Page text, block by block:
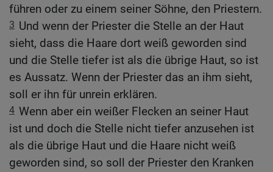
führen oder zu einem seiner Söhne, den Priestern.
3 Und wenn der Priester die Stelle an der Haut
sieht, dass die Haare dort weiß geworden sind
und die Stelle tiefer ist als die übrige Haut, so ist
es Aussatz. Wenn der Priester das an ihm sieht,
soll er ihn für unrein erklären.
4 Wenn aber ein weißer Flecken an seiner Haut
ist und doch die Stelle nicht tiefer anzusehen ist
als die übrige Haut und die Haare nicht weiß
geworden sind, so soll der Priester den Kranken